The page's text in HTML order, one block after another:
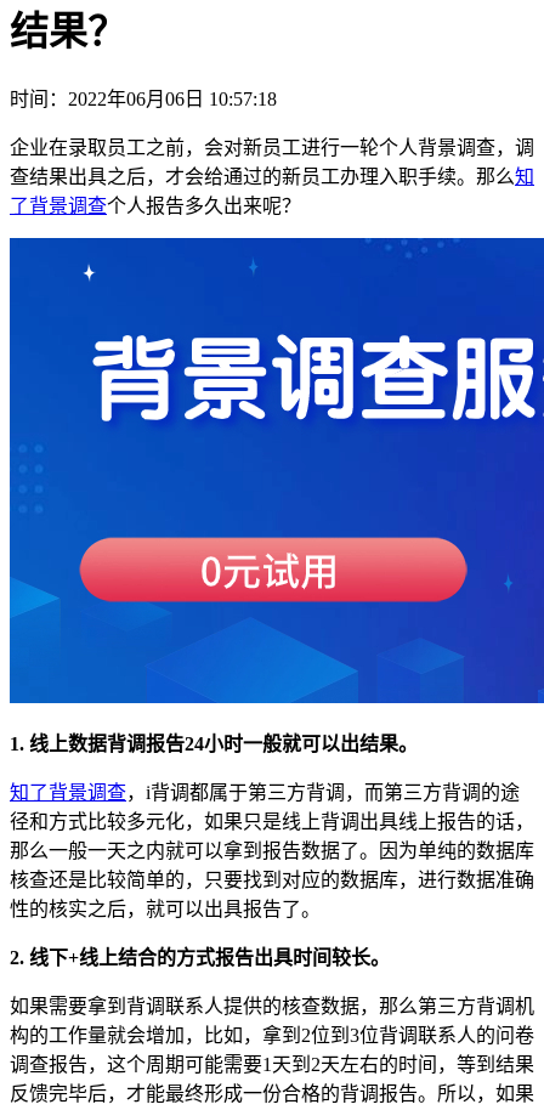
结果？
时间：2022年06月06日 10:57:18
企业在录取员工之前，会对新员工进行一轮个人背景调查，调
查结果出具之后，才会给通过的新员工办理入职手续。那么知
了背景调查个人报告多久出来呢？
1. 线上数据背调报告24小时一般就可以出结果。
知了背景调查，i背调都属于第三方背调，而第三方背调的途
径和方式比较多元化，如果只是线上背调出具线上报告的话，
那么一般一天之内就可以拿到报告数据了。因为单纯的数据库
核查还是比较简单的，只要找到对应的数据库，进行数据准确
性的核实之后，就可以出具报告了。
2. 线下+线上结合的方式报告出具时间较长。
如果需要拿到背调联系人提供的核查数据，那么第三方背调机
构的工作量就会增加，比如，拿到2位到3位背调联系人的问卷
调查报告，这个周期可能需要1天到2天左右的时间，等到结果
反馈完毕后，才能最终形成一份合格的背调报告。所以，如果